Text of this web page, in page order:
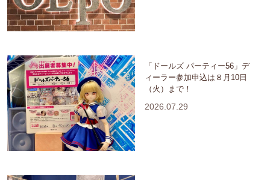
「ドールズ パーティー56」デ
ィーラー参加申込は８月10日
（火）まで！
2026.07.29